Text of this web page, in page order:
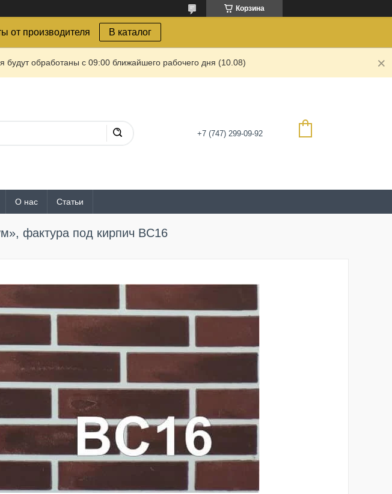
Корзина
от производителя В каталог
обработаны с 09:00 ближайшего рабочего дня (10.08)
+7 (747) 299-09-92
О нас Статьи
фактура под кирпич BC16